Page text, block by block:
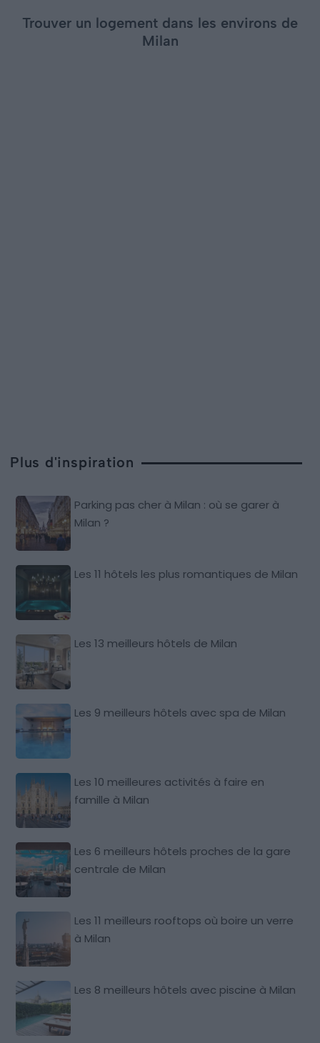
Trouver un logement dans les environs de
Milan
Plus d'inspiration
Parking pas cher à Milan : où se garer à
Milan ?
Les 11 hôtels les plus romantiques de Milan
Les 13 meilleurs hôtels de Milan
Les 9 meilleurs hôtels avec spa de Milan
Les 10 meilleures activités à faire en
famille à Milan
Les 6 meilleurs hôtels proches de la gare
centrale de Milan
Les 11 meilleurs rooftops où boire un verre
à Milan
Les 8 meilleurs hôtels avec piscine à Milan